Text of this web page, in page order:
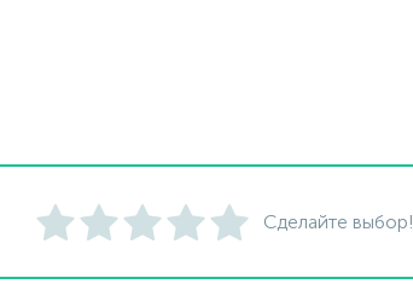
Сделайте выбор!